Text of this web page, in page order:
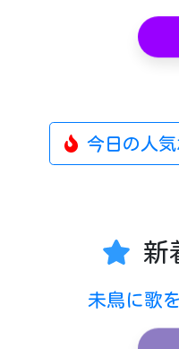
今日の人気
新
未鳥に歌